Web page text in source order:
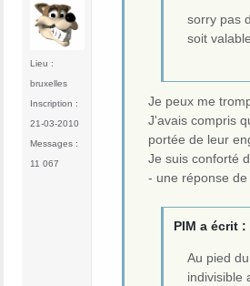
Lieu :
bruxelles
Inscription :
21-03-2010
Messages :
11 067
sorry pas
soit
Je peux me
J'avais compris
portée de leur
Je suis conforté
- une réponse
PIM a écrit :
Au pied
indivisible